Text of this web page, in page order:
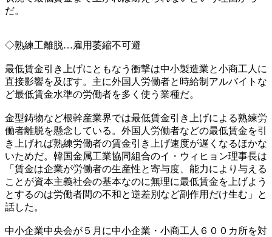
だ。
◇熟練工離脱…雇用萎縮不可避
最低賃金引き上げにともなう衝撃は中小製造業と小商工人に
直接影響を及ぼす。主に外国人労働者と時給制アルバイトな
ど最低賃金水準の労働者を多く使う業種だ。
金型鋳物など根幹産業界では最低賃金引き上げによる熟練労
働者離脱を懸念している。外国人労働者などの最低賃金を引
き上げれば熟練労働者の賃金引き上げ速度が遅くなるほかな
いためだ。韓国金属工業協同組合のイ・ウィヒョン理事長は
「賃金は企業が労働者の生産性と寄与度、能力により与える
ことが資本主義社会の基本なのに無理に最低賃金を上げよう
とするのは労働者間の不和と逆差別など副作用だけ生む」と
話した。
中小企業中央会が５月に中小企業・小商工人６００カ所を対